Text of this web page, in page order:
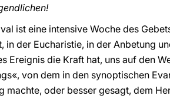
ist eine intensive Woche des
in der Eucharistie, in der Anbetung
Ereignis die Kraft hat, uns auf den
von dem in den synoptischen
machte, oder besser gesagt, dem